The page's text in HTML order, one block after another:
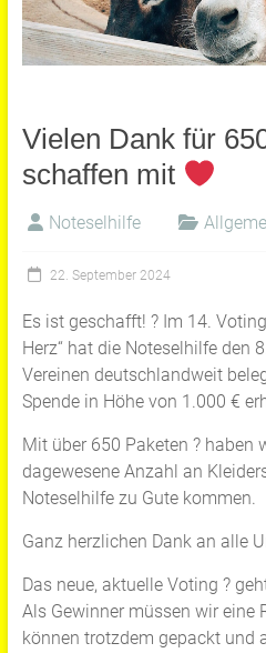
Vielen Dank für
schaffen mit
Noteselhilfe
22. September 2024
Es ist geschafft! ? Im 14.
Herz“ hat die Noteselhilfe den
Vereinen deutschlandweit
Spende in Höhe von 1.000 €
Mit über 650 Paketen ? haben
dagewesene Anzahl an
Noteselhilfe zu Gute kommen.
Ganz herzlichen Dank an alle
Das neue, aktuelle Voting ?️
Als Gewinner müssen wir eine
können trotzdem gepackt und